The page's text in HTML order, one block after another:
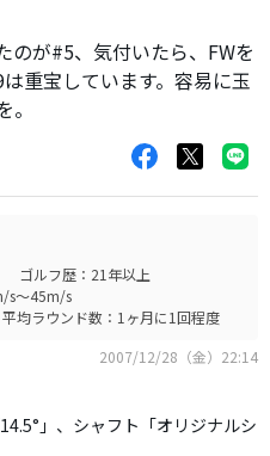
のが#5、気付いたら、FWを
重宝しています。容易に玉
ゴルフ歴：21年以上
s～45m/s
平均ラウンド数：1ヶ月に1回程度
2007/12/28（金）22:14
」、シャフト「オリジナルシ